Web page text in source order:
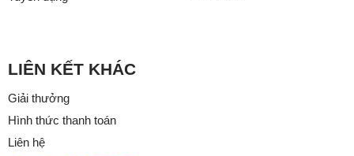
LIÊN KẾT KHÁC
Giải thưởng
Hình thức thanh toán
Liên hệ